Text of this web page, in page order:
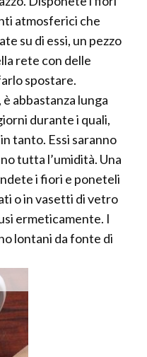
atmosferici che
su di essi, un pezzo
rete con delle
spostare.
è abbastanza lunga
durante i quali,
tanto. Essi saranno
tutta l’umidità. Una
i fiori e poneteli
o in vasetti di vetro
ermeticamente. I
lontani da fonte di